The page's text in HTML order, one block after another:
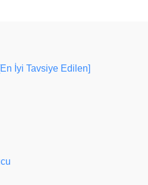
İyi Tavsiye Edilen]